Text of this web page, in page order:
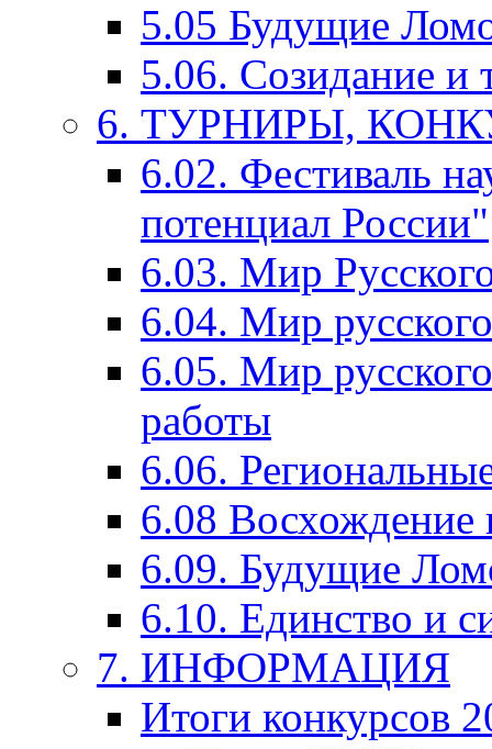
5.05 Будущие
5.06. Созидание и
6. ТУРНИРЫ,
6.02. Фестиваль
потенциал России"
6.03. Мир
6.04. Мир
6.05. Мир
работы
6.06.
6.08 Восхождение
6.09. Будущие
6.10. Единство и
7. ИНФОРМАЦИЯ
Итоги конкурсов